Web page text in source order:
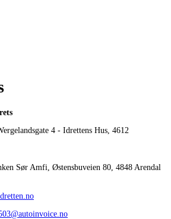
4 - Idrettens Hus, 4612
Sør Amfi, Østensbuveien 80, 4848 Arendal